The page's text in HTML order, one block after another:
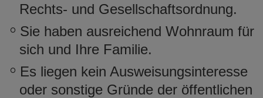
Rechts- und Gesellschaftsordnung.
Sie haben ausreichend Wohnraum für
sich und Ihre Familie.
Es liegen kein Ausweisungsinteresse
oder sonstige Gründe der öffentlichen